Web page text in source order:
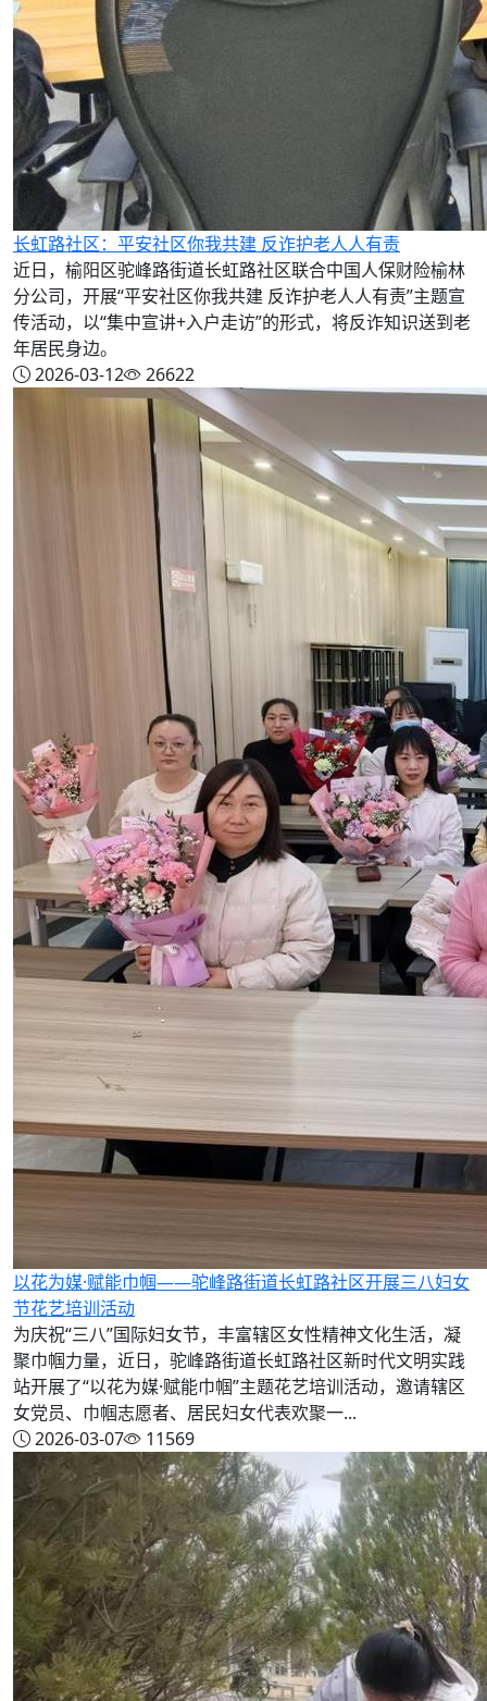
长虹路社区：平安社区你我共建 反诈护老人人有责
近日，榆阳区驼峰路街道长虹路社区联合中国人保财险榆林
分公司，开展“平安社区你我共建 反诈护老人人有责”主题宣
传活动，以“集中宣讲+入户走访”的形式，将反诈知识送到老
年居民身边。
2026-03-12
26622
以花为媒·赋能巾帼——驼峰路街道长虹路社区开展三八妇女
节花艺培训活动
为庆祝“三八”国际妇女节，丰富辖区女性精神文化生活，凝
聚巾帼力量，近日，驼峰路街道长虹路社区新时代文明实践
站开展了“以花为媒·赋能巾帼”主题花艺培训活动，邀请辖区
女党员、巾帼志愿者、居民妇女代表欢聚一...
2026-03-07
11569